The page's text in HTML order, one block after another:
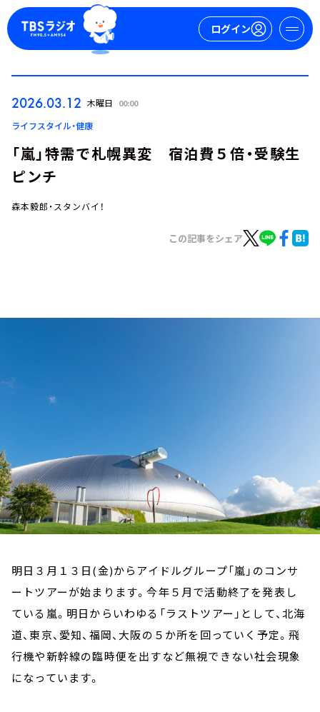
ログイン
ログイン
2026.03.12 木曜日 00:00
ライフスタイル・健康
「嵐」特需で札幌異変 宿泊費５倍・受験生
ピンチ
森本毅郎・スタンバイ！
この記事をシェア
明日３月１３日(金)からアイドルグループ「嵐」のコンサ
ートツアーが始まります。今年５月で活動終了を発表し
ている嵐。明日からいわゆる「ラストツアー」として、北海
道、東京、愛知、福岡、大阪の５か所を回っていく予定。飛
行機や新幹線の臨時便を出すなど無視できない社会現象
になっています。